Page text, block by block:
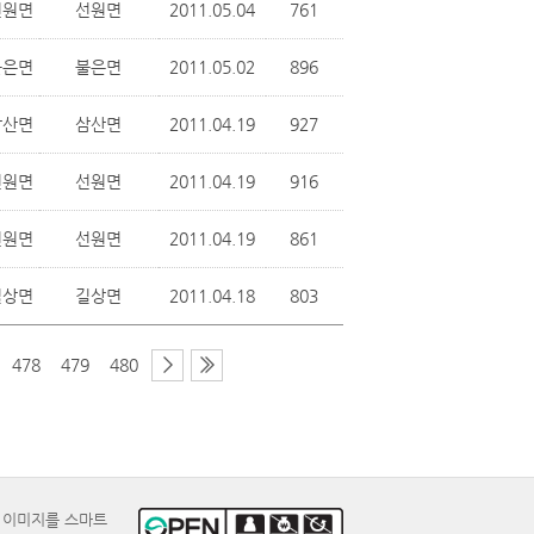
면 선원면 2011.05.04 761
면 불은면 2011.05.02 896
면 삼산면 2011.04.19 927
면 선원면 2011.04.19 916
면 선원면 2011.04.19 861
면 길상면 2011.04.18 803
478 479 480
미지를 스마트